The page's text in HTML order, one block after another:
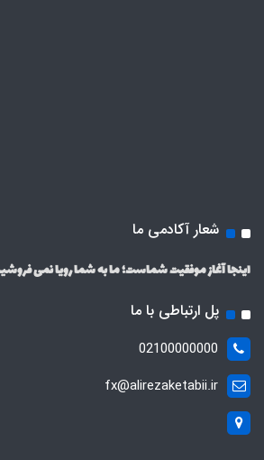
شعار آکادمی ما
اینجا آغاز موفقیت شماست؛ ما به شما رویا نمی فروشیم .
پل ارتباطی با ما
02100000000
fx@alirezaketabii.ir